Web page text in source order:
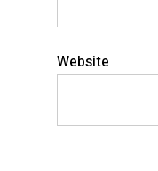
Website